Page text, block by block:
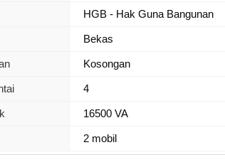
HGB - Hak Guna Bangunan
Bekas
Kosongan
4
16500 VA
2 mobil